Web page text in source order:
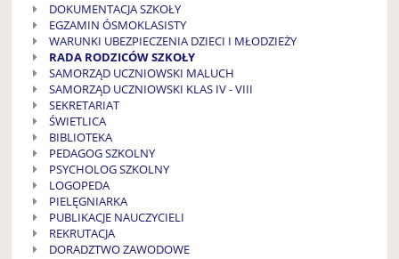
DOKUMENTACJA
DOKUMENTACJA SZKOŁY
EGZAMIN ÓSMOKLASISTY
WARUNKI UBEZPIECZENIA DZIECI I MŁODZIEŻY
RADA RODZICÓW SZKOŁY
SAMORZĄD UCZNIOWSKI MALUCH
SAMORZĄD UCZNIOWSKI KLAS IV - VIII
SEKRETARIAT
ŚWIETLICA
BIBLIOTEKA
PEDAGOG SZKOLNY
PSYCHOLOG SZKOLNY
LOGOPEDA
PIELĘGNIARKA
PUBLIKACJE NAUCZYCIELI
REKRUTACJA
DORADZTWO ZAWODOWE